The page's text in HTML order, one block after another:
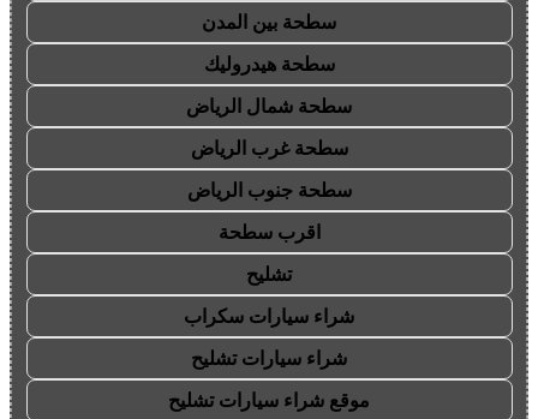
سطحة بين المدن
سطحة هيدروليك
سطحة شمال الرياض
سطحة غرب الرياض
سطحة جنوب الرياض
اقرب سطحة
تشليح
شراء سيارات سكراب
شراء سيارات تشليح
موقع شراء سيارات تشليح